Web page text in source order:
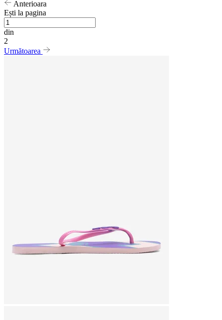
Anterioara
Ești la pagina
din
2
Următoarea